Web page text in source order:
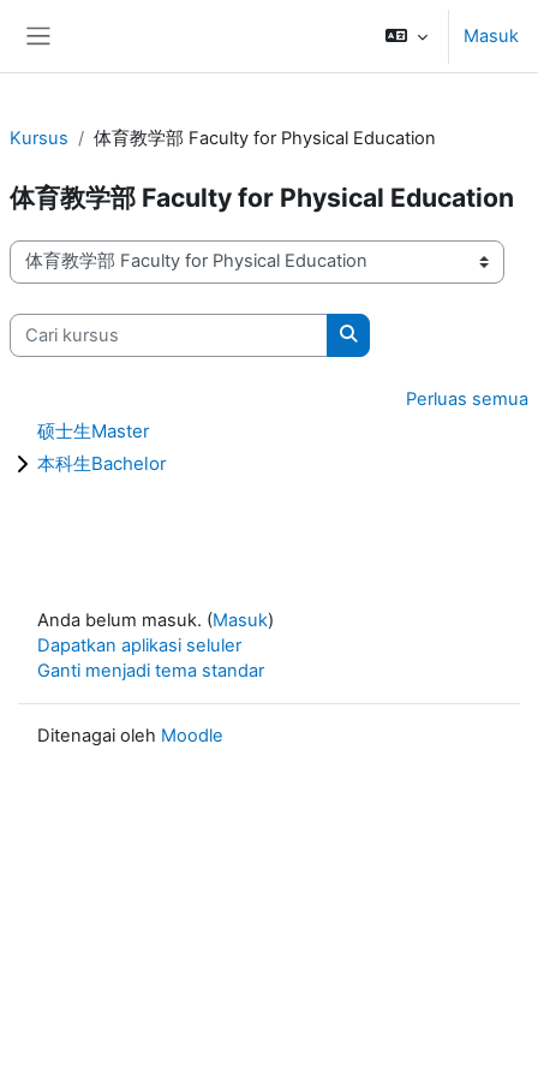
Masuk
Kursus 体育教学部 Faculty for Physical Education
体育教学部 Faculty for Physical Education
Kategori kursus
Cari kursus
Cari kursus
Perluas semua
硕士生Master
本科生Bachelor
Anda belum masuk. (Masuk)
Dapatkan aplikasi seluler
Ganti menjadi tema standar
Ditenagai oleh Moodle